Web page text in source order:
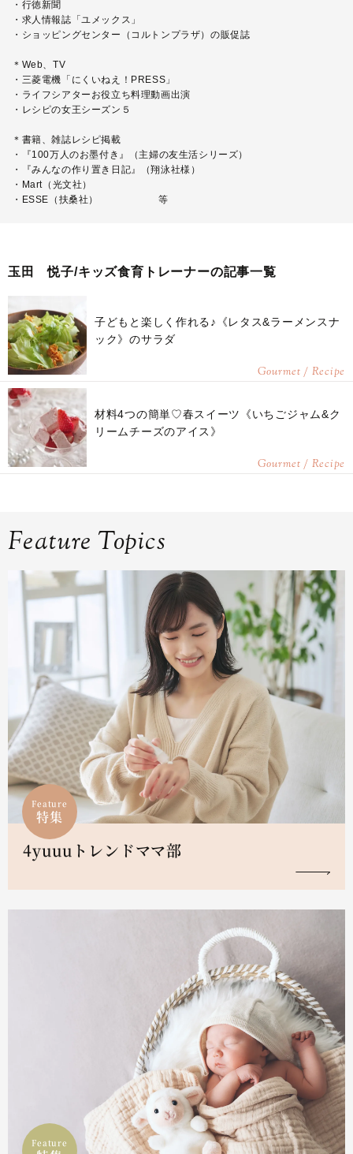
・行徳新聞
・求人情報誌「ユメックス」
・ショッピングセンター（コルトンプラザ）の販促誌
＊Web、TV
・三菱電機「にくいねえ！PRESS」
・ライフシアターお役立ち料理動画出演
・レシピの女王シーズン５
＊書籍、雑誌レシピ掲載
・『100万人のお墨付き』（主婦の友生活シリーズ）
・『みんなの作り置き日記』（翔泳社様）
・Mart（光文社）
・ESSE（扶桑社） 等
玉田 悦子/キッズ食育トレーナーの記事一覧
子どもと楽しく作れる♪《レタス&ラーメンスナ
ック》のサラダ
Gourmet / Recipe
材料4つの簡単♡春スイーツ《いちごジャム&ク
リームチーズのアイス》
Gourmet / Recipe
Feature Topics
Feature
特集
4yuuuトレンドママ部
Feature